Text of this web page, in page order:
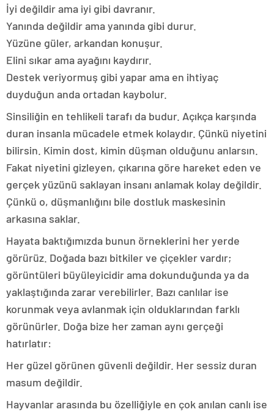
İyi değildir ama iyi gibi davranır.
Yanında değildir ama yanında gibi durur.
Yüzüne güler, arkandan konuşur.
Elini sıkar ama ayağını kaydırır.
Destek veriyormuş gibi yapar ama en ihtiyaç
duyduğun anda ortadan kaybolur.
Sinsiliğin en tehlikeli tarafı da budur. Açıkça karşında
duran insanla mücadele etmek kolaydır. Çünkü niyetini
bilirsin. Kimin dost, kimin düşman olduğunu anlarsın.
Fakat niyetini gizleyen, çıkarına göre hareket eden ve
gerçek yüzünü saklayan insanı anlamak kolay değildir.
Çünkü o, düşmanlığını bile dostluk maskesinin
arkasına saklar.
Hayata baktığımızda bunun örneklerini her yerde
görürüz. Doğada bazı bitkiler ve çiçekler vardır;
görüntüleri büyüleyicidir ama dokunduğunda ya da
yaklaştığında zarar verebilirler. Bazı canlılar ise
korunmak veya avlanmak için olduklarından farklı
görünürler. Doğa bize her zaman aynı gerçeği
hatırlatır:
Her güzel görünen güvenli değildir. Her sessiz duran
masum değildir.
Hayvanlar arasında bu özelliğiyle en çok anılan canlı ise